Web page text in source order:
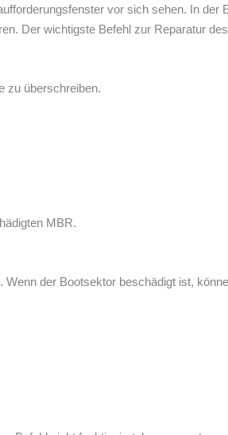
vor sich sehen. In der
Der wichtigste Befehl zur Reparatur
zu überschreiben.
MBR.
der Bootsektor beschädigt ist,